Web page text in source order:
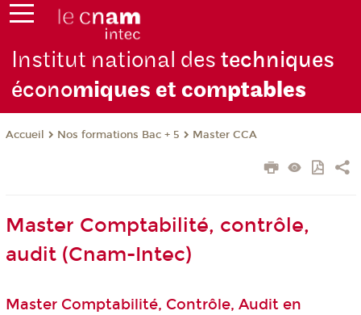
Institut national destechniques
économiques et comptables
Accueil Nos formations Bac + 5 Master CCA
Master Comptabilité, contrôle,
audit (Cnam-Intec)
Master Comptabilité, Contrôle, Audit en